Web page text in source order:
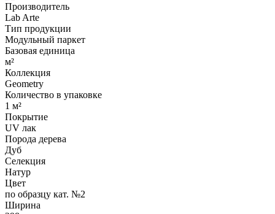
Производитель
Lab Arte
Тип продукции
Модульный паркет
Базовая единица
м²
Коллекция
Geometry
Количество в упаковке
1 м²
Покрытие
UV лак
Порода дерева
Дуб
Селекция
Натур
Цвет
по образцу кат. №2
Ширина